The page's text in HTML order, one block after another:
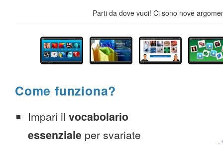
Parti da dove vuoi! Ci sono nove
Come funziona?
Impari il vocabolario
essenziale per svariate